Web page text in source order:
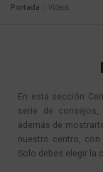
Portada » Vídeos
En esta sección
serie de
además de
nuestro centro,
Solo debes elegir la